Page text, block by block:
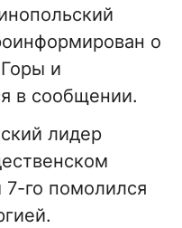
о
и
в сообщении.
лидер
го помолился